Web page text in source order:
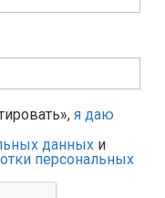
я даю
данных и
персональных